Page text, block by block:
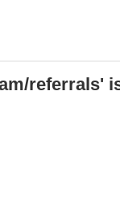
referrals'